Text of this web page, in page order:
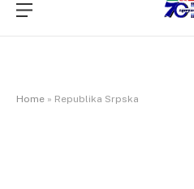
Home » Republika Srpska